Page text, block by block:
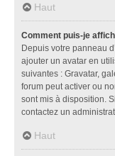
Haut
Comment puis-je
Depuis votre panneau
ajouter un avatar en
suivantes : Gravatar,
forum peut activer ou
sont mis à disposition.
contactez un
Haut